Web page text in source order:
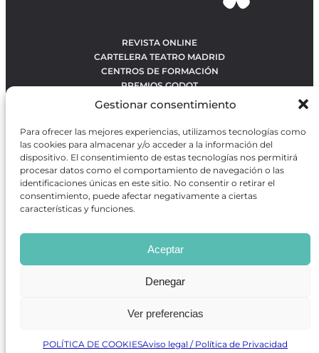
Gestionar consentimiento
Para ofrecer las mejores experiencias, utilizamos tecnologías como
las cookies para almacenar y/o acceder a la información del
dispositivo. El consentimiento de estas tecnologías nos permitirá
procesar datos como el comportamiento de navegación o las
identificaciones únicas en este sitio. No consentir o retirar el
consentimiento, puede afectar negativamente a ciertas
características y funciones.
Aceptar
Denegar
Ver preferencias
POLÍTICA DE COOKIESAviso legal / Política de Privacidad
REVISTA ONLINE
CARTELERA TEATRO MADRID
CENTROS DE FORMACIÓN
PREMIOS GODOT
CONTACTO
OBRAS MÁS VOTADAS
RANKING MEJORES OBRAS
BÚSQUEDA AVANZADA DE OBRAS
Revista GODOTes una revista independiente especializada
en información sobre artes escénicas de Madrid, gratuita y
que se distribuye en espacios escénicos, además de otros
puntos de interés turístico y de ocio de la capital.
Desarrollado por Precise Future